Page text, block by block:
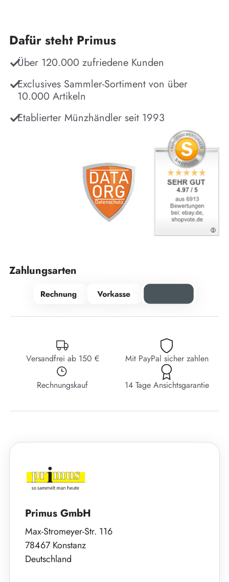
Dafür steht Primus
Über 120.000 zufriedene Kunden
Exclusives Sammler-Sortiment von über
10.000 Artikeln
Etablierter Münzhändler seit 1993
Zahlungsarten
Versandfrei ab 150 € Mit PayPal sicher zahlen
Rechnungskauf 14 Tage Ansichtsgarantie
Primus GmbH
Max-Stromeyer-Str. 116
78467 Konstanz
Deutschland